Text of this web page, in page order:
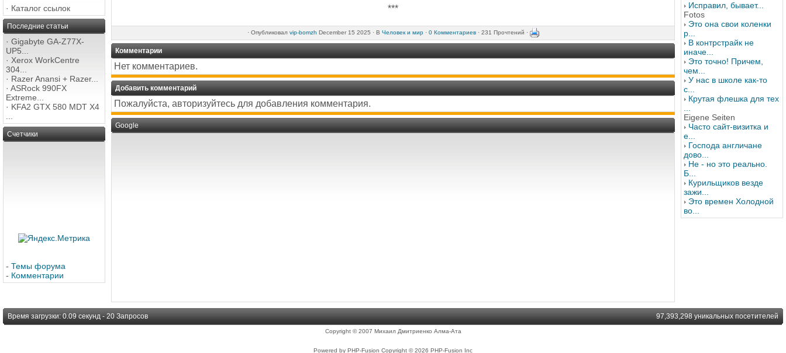
· Каталог ссылок
Последние статьи
· Gigabyte GA-Z77X-
UP5...
· Xerox WorkCentre
304...
· Razer Anansi + Razer...
· ASRock 990FX
Extreme...
· KFA2 GTX 580 MDT X4
Счетчики
- Темы форума
- Комментарии
***
· Опубликовал vip-bomzh December 15 2025 · В Человек и мир· 0 Комментариев· 231 Прочтений ·
Комментарии
Нет комментариев.
Добавить комментарий
Пожалуйста, авторизуйтесь для добавления комментария.
Google
Исправил, бывает...
Fotos
Это она свои коленки
р...
В контрстрайк не
иначе...
Это точно! Причем,
чем...
У нас в школе как-то
с...
Крутая флешка для тех
Eigene Seiten
Часто сайт-визитка и
е...
Господа англичане
дово...
Не - но это реально.
Б...
Курильщиков везде
зажи...
Это времен Холодной
во...
Время загрузки: 0.09 секунд - 20 Запросов 97,393,298 уникальных посетителей
Copyright © 2007 Михаил Дмитриенко Алма-Ата
Powered by PHP-Fusion Copyright © 2026 PHP-Fusion Inc